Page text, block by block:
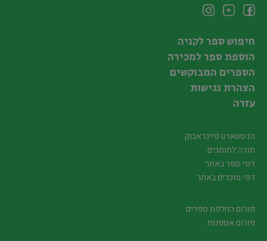
חיפוש ספר לקניה
הוספת ספר למכירה
הספרים המבוקשים
הצהרת נגישות
עזרה
הדסטארט פיינדאבוק
תודה לתומכים
דפי ספר באתר
דפי מוכרים באתר
פורום החלפת ספרים
פורום אספנות